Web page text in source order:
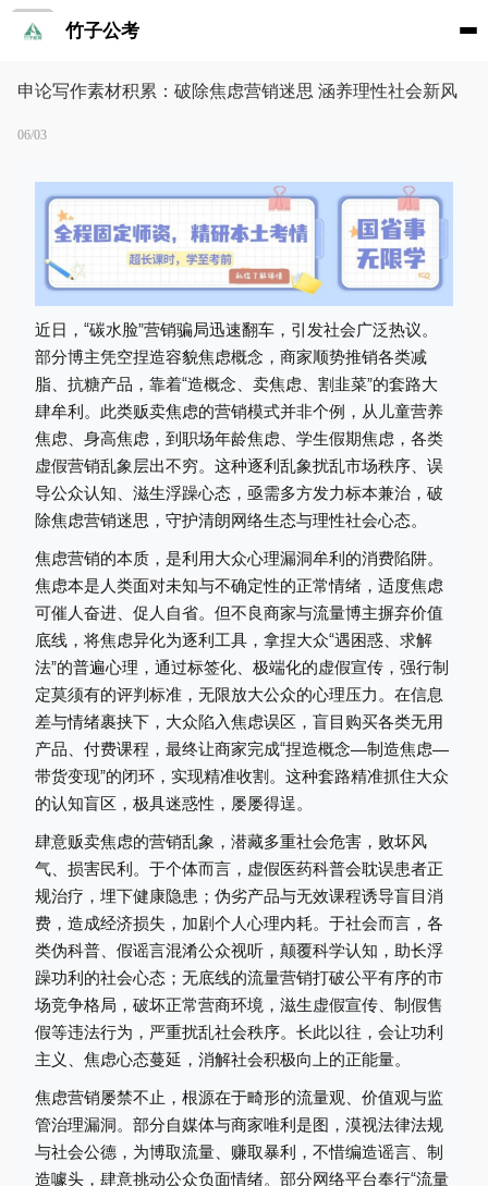
竹子公考
申论写作素材积累：破除焦虑营销迷思 涵养理性社会新风
06/03
近日，“碳水脸”营销骗局迅速翻车，引发社会广泛热议。
部分博主凭空捏造容貌焦虑概念，商家顺势推销各类减
脂、抗糖产品，靠着“造概念、卖焦虑、割韭菜”的套路大
肆牟利。此类贩卖焦虑的营销模式并非个例，从儿童营养
焦虑、身高焦虑，到职场年龄焦虑、学生假期焦虑，各类
虚假营销乱象层出不穷。这种逐利乱象扰乱市场秩序、误
导公众认知、滋生浮躁心态，亟需多方发力标本兼治，破
除焦虑营销迷思，守护清朗网络生态与理性社会心态。
焦虑营销的本质，是利用大众心理漏洞牟利的消费陷阱。
焦虑本是人类面对未知与不确定性的正常情绪，适度焦虑
可催人奋进、促人自省。但不良商家与流量博主摒弃价值
底线，将焦虑异化为逐利工具，拿捏大众“遇困惑、求解
法”的普遍心理，通过标签化、极端化的虚假宣传，强行制
定莫须有的评判标准，无限放大公众的心理压力。在信息
差与情绪裹挟下，大众陷入焦虑误区，盲目购买各类无用
产品、付费课程，最终让商家完成“捏造概念—制造焦虑—
带货变现”的闭环，实现精准收割。这种套路精准抓住大众
的认知盲区，极具迷惑性，屡屡得逞。
肆意贩卖焦虑的营销乱象，潜藏多重社会危害，败坏风
气、损害民利。于个体而言，虚假医药科普会耽误患者正
规治疗，埋下健康隐患；伪劣产品与无效课程诱导盲目消
费，造成经济损失，加剧个人心理内耗。于社会而言，各
类伪科普、假谣言混淆公众视听，颠覆科学认知，助长浮
躁功利的社会心态；无底线的流量营销打破公平有序的市
场竞争格局，破坏正常营商环境，滋生虚假宣传、制假售
假等违法行为，严重扰乱社会秩序。长此以往，会让功利
主义、焦虑心态蔓延，消解社会积极向上的正能量。
焦虑营销屡禁不止，根源在于畸形的流量观、价值观与监
管治理漏洞。部分自媒体与商家唯利是图，漠视法律法规
与社会公德，为博取流量、赚取暴利，不惜编造谣言、制
造噱头，肆意挑动公众负面情绪。部分网络平台奉行“流量